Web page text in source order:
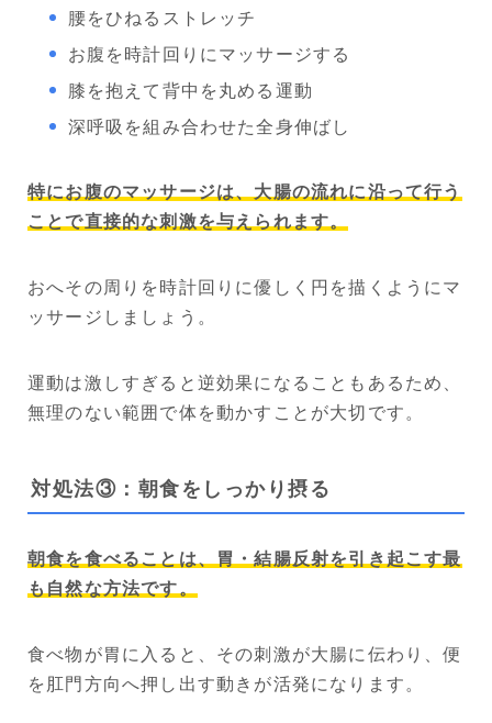
腰をひねるストレッチ
お腹を時計回りにマッサージする
膝を抱えて背中を丸める運動
深呼吸を組み合わせた全身伸ばし
特にお腹のマッサージは、大腸の流れに沿って行う
ことで直接的な刺激を与えられます。
おへその周りを時計回りに優しく円を描くようにマ
ッサージしましょう。
運動は激しすぎると逆効果になることもあるため、
無理のない範囲で体を動かすことが大切です。
対処法③：朝食をしっかり摂る
朝食を食べることは、胃・結腸反射を引き起こす最
も自然な方法です。
食べ物が胃に入ると、その刺激が大腸に伝わり、便
を肛門方向へ押し出す動きが活発になります。